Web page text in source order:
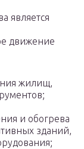
является
движение
жилищ,
и обогрева
зданий,